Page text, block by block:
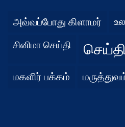
அவ்வப்போது கிளாமர்
சினிமா செய்தி
மகளிர் பக்கம்